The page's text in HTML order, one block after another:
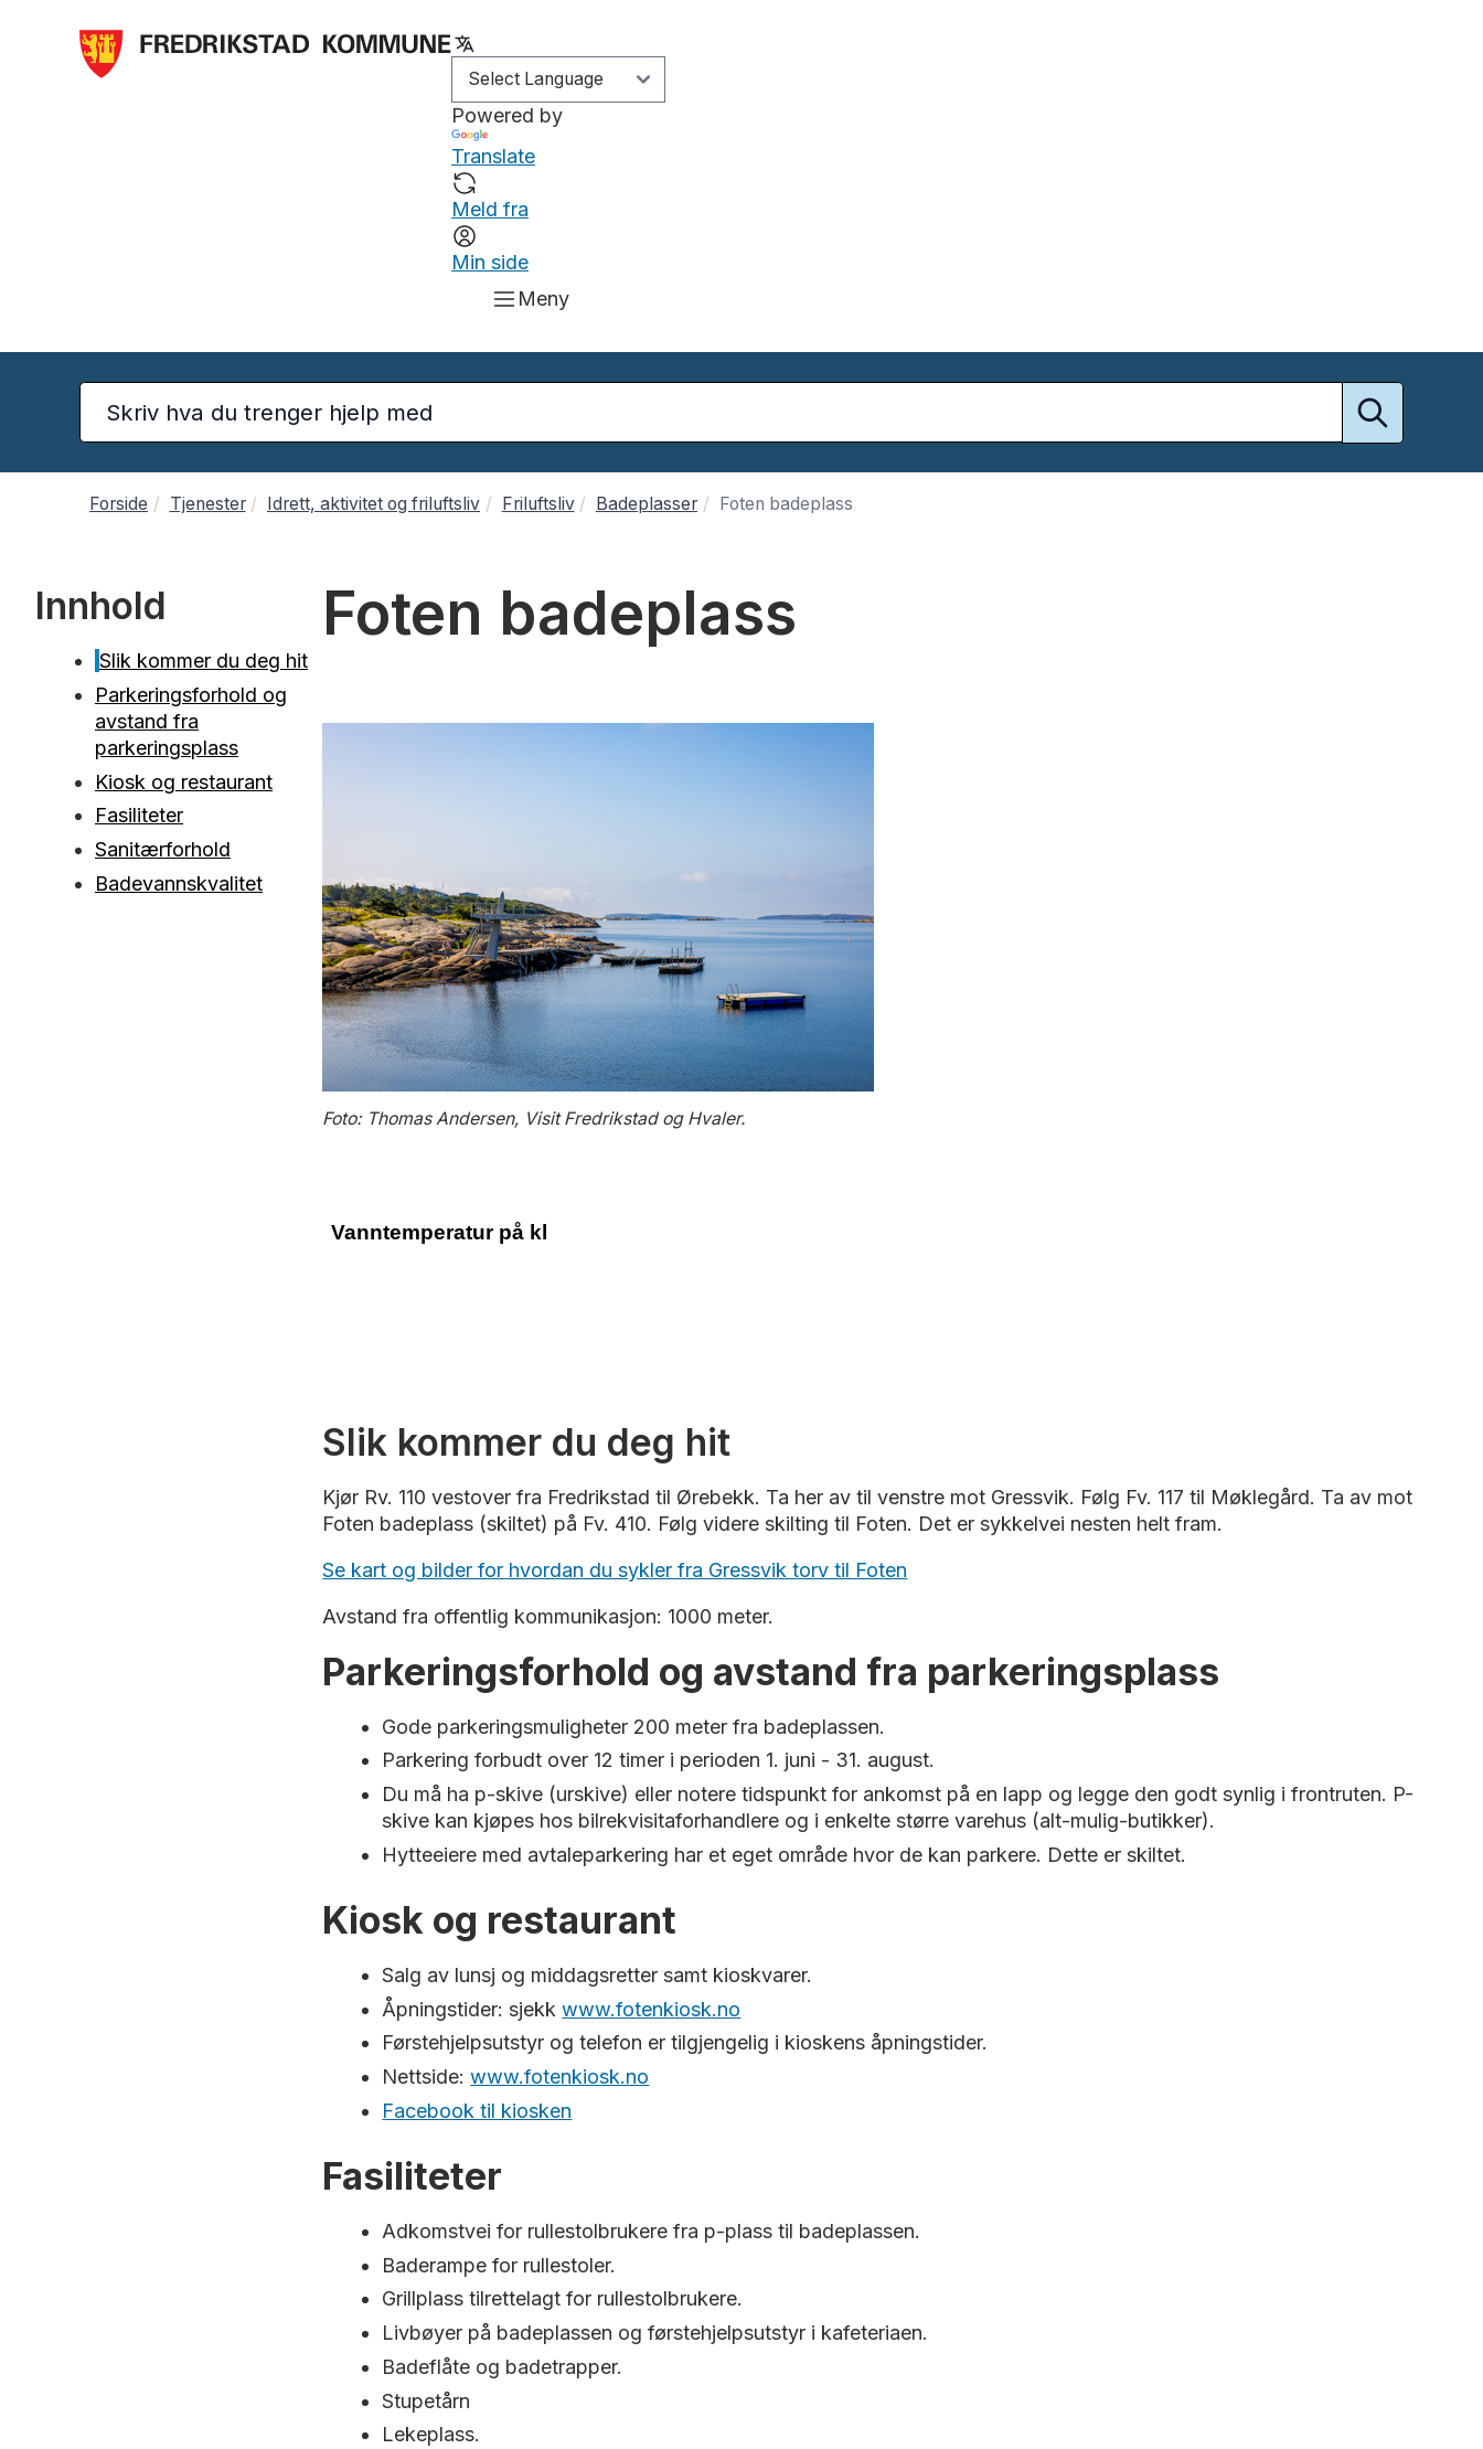
Powered by
Translate
Meld fra
Min side
Meny
Forside Tjenester Idrett, aktivitet og friluftsliv Friluftsliv Badeplasser Foten badeplass
Innhold
Slik kommer du deg hit
Parkeringsforhold og
avstand fra
parkeringsplass
Kiosk og restaurant
Fasiliteter
Sanitærforhold
Badevannskvalitet
Foten badeplass
Foto: Thomas Andersen, Visit Fredrikstad og Hvaler.
Slik kommer du deg hit
Kjør Rv. 110 vestover fra Fredrikstad til Ørebekk. Ta her av til venstre mot Gressvik. Følg Fv. 117 til Møklegård. Ta av mot
Foten badeplass (skiltet) på Fv. 410. Følg videre skilting til Foten. Det er sykkelvei nesten helt fram.
Se kart og bilder for hvordan du sykler fra Gressvik torv til Foten
Avstand fra offentlig kommunikasjon: 1000 meter.
Parkeringsforhold og avstand fra parkeringsplass
Gode parkeringsmuligheter 200 meter fra badeplassen.
Parkering forbudt over 12 timer i perioden 1. juni - 31. august.
Du må ha p-skive (urskive) eller notere tidspunkt for ankomst på en lapp og legge den godt synlig i frontruten. P-
skive kan kjøpes hos bilrekvisitaforhandlere og i enkelte større varehus (alt-mulig-butikker).
Hytteeiere med avtaleparkering har et eget område hvor de kan parkere. Dette er skiltet.
Kiosk og restaurant
Salg av lunsj og middagsretter samt kioskvarer.
Åpningstider: sjekkwww.fotenkiosk.no
Førstehjelpsutstyr og telefon er tilgjengelig i kioskens åpningstider.
Nettside:www.fotenkiosk.no
Facebook til kiosken
Fasiliteter
Adkomstvei for rullestolbrukere fra p-plass til badeplassen.
Baderampe for rullestoler.
Grillplass tilrettelagt for rullestolbrukere.
Livbøyer på badeplassen og førstehjelpsutstyr i kafeteriaen.
Badeflåte og badetrapper.
Stupetårn
Lekeplass.